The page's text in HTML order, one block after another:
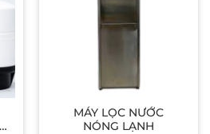
MÁY LỌC NƯỚC
NÓNG LẠNH